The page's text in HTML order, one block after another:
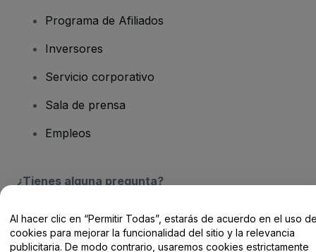
Programa de Afiliados
Inversores
Servicio corporativo
Sala de prensa
Empleos
¿Tienes alguna pregunta?
Centro de Ayuda / Contacto
Al hacer clic en “Permitir Todas”, estarás de acuerdo en el uso
cookies para mejorar la funcionalidad del sitio y la relevancia
publicitaria. De modo contrario, usaremos cookies estrictamente